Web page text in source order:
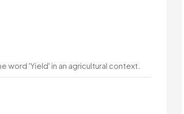
word 'Yield' in an agricultural context.